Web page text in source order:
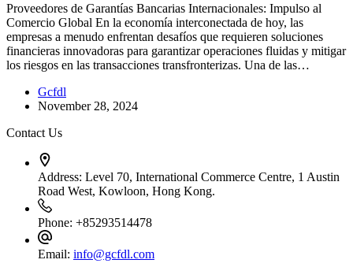
Proveedores de Garantías Bancarias Internacionales: Impulso al
Comercio Global En la economía interconectada de hoy, las
empresas a menudo enfrentan desafíos que requieren soluciones
financieras innovadoras para garantizar operaciones fluidas y mitigar
los riesgos en las transacciones transfronterizas. Una de las…
Gcfdl
November 28, 2024
Contact Us
Address: Level 70, International Commerce Centre, 1 Austin
Road West, Kowloon, Hong Kong.
Phone: +85293514478
Email: info@gcfdl.com